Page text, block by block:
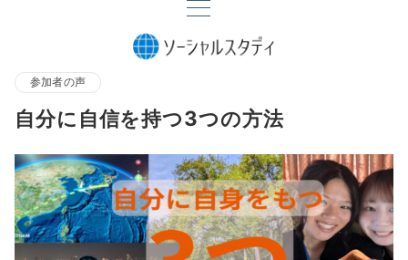
参加者の声
自分に自信を持つ3つの方法